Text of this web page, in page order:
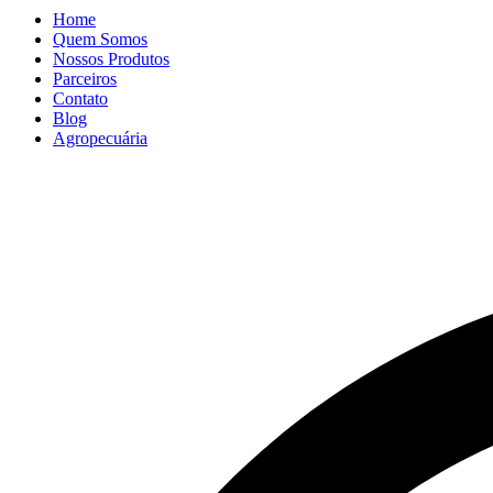
Home
Quem Somos
Nossos Produtos
Parceiros
Contato
Blog
Agropecuária